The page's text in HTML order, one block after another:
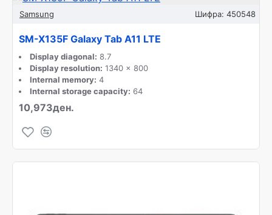
Samsung Шифра: 450548
SM-X135F Galaxy Tab A11 LTE
Display diagonal: 8.7
Display resolution: 1340 x 800
Internal memory: 4
Internal storage capacity: 64
10,973ден.